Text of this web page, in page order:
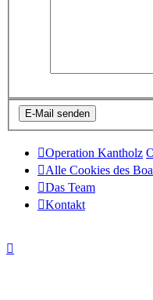
Operation Kantholz
Alle Cookies des
Das Team
Kontakt